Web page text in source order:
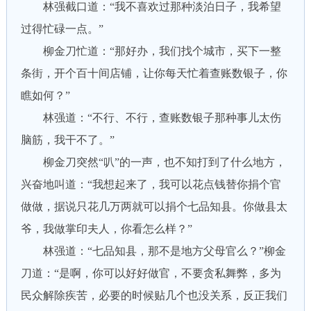
林强截口道：“我不喜欢过那种淡泊日子，我希望
过得忙碌一点。”
柳金刀忙道：“那好办，我们找个城市，买下一整
条街，开个百十间店铺，让你每天忙着查账数银子，你
瞧如何？”
林强道：“不行、不行，查账数银子那种事儿太伤
脑筋，我干不了。”
柳金刀突然“叭”的一声，也不知打到了什么地方，
兴奋地叫道：“我想起来了，我可以花点钱替你捐个官
做做，据说只花几万两就可以捐个七品知县。你做县太
爷，我做掌印夫人，你看怎么样？”
林强道：“七品知县，那不是地方父母官么？”柳金
刀道：“是啊，你可以好好做官，不要贪私舞弊，多为
民众解除疾苦，必要的时候贴几个也没关系，反正我们